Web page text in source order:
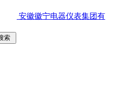
安徽徽宁电器仪表集团有